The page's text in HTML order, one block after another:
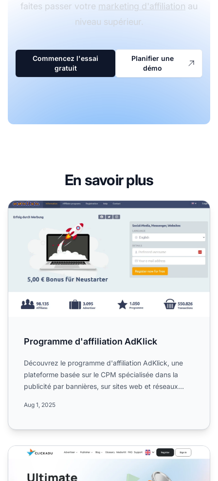
faites passer votre marketing d'affiliation au
niveau supérieur.
Commencez l'essai
gratuit
Planifier une
démo
En savoir plus
Programme d'affiliation AdKlick
Programme d'affiliation AdKlick
Découvrez le programme d'affiliation AdKlick, une
plateforme basée sur le CPM spécialisée dans la
publicité par bannières, sur sites web et réseaux
Aug 1, 2025
Programme d'affiliation ClickAdu